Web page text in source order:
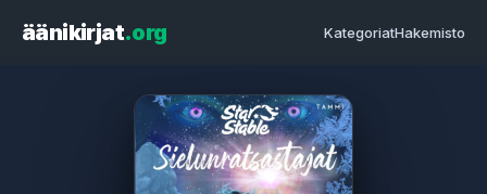
äänikirjat.org KategoriatHakemisto